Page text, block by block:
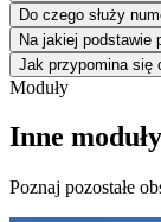
Do czego służy
Na jakiej podstawie
Jak przypomina się
Moduły
Inne moduły
Poznaj pozostałe